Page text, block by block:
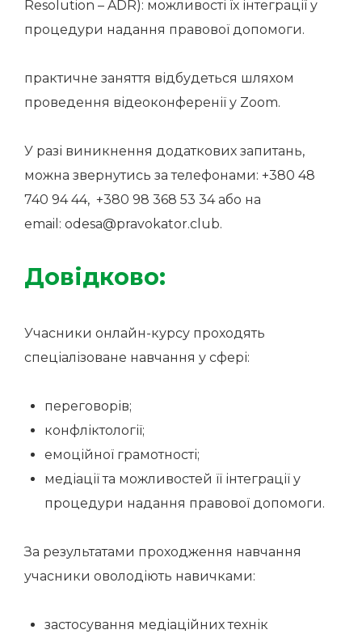
Resolution – ADR): можливості їх інтеграції у
процедури надання правової допомоги.
практичне заняття відбудеться шляхом
проведення відеоконференії у Zoom.
У разі виникнення додаткових запитань,
можна звернутись за телефонами: +380 48
740 94 44, +380 98 368 53 34 або на
email: odesa@pravokator.club.
Довідково:
Учасники онлайн-курсу проходять
спеціалізоване навчання у сфері:
переговорів;
конфліктології;
емоційної грамотності;
медіації та можливостей її інтеграції у
процедури надання правової допомоги.
За результатами проходження навчання
учасники оволодіють навичками:
застосування медіаційних технік